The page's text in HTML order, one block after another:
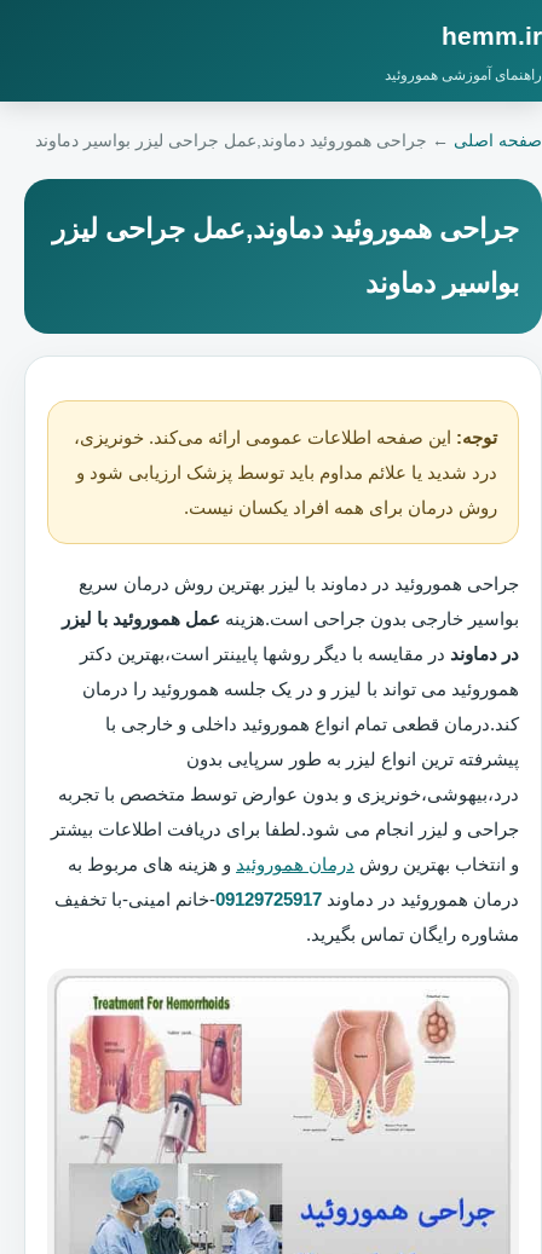
hemm.ir
راهنمای آموزشی هموروئید
صفحه اصلی ← جراحی هموروئید دماوند,عمل جراحی لیزر بواسیر دماوند
جراحی هموروئید دماوند,عمل جراحی لیزر
بواسیر دماوند
توجه: این صفحه اطلاعات عمومی ارائه می‌کند. خونریزی،
درد شدید یا علائم مداوم باید توسط پزشک ارزیابی شود و
روش درمان برای همه افراد یکسان نیست.
جراحی هموروئید در دماوند با لیزر بهترین روش درمان سریع
بواسیر خارجی بدون جراحی است.هزینه عمل هموروئید با لیزر
در دماوند در مقایسه با دیگر روشها پایینتر است،بهترین دکتر
هموروئید می تواند با لیزر و در یک جلسه هموروئید را درمان
کند.درمان قطعی تمام انواع هموروئید داخلی و خارجی با
پیشرفته ترین انواع لیزر به طور سرپایی بدون
درد،بیهوشی،خونریزی و بدون عوارض توسط متخصص با تجربه
جراحی و لیزر انجام می شود.لطفا برای دریافت اطلاعات بیشتر
و انتخاب بهترین روش درمان هموروئید و هزینه های مربوط به
درمان هموروئید در دماوند 09129725917-خانم امینی-با تخفیف
مشاوره رایگان تماس بگیرید.